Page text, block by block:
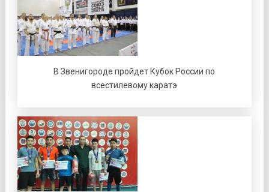
В Звенигороде пройдет Кубок России по
всестилевому каратэ